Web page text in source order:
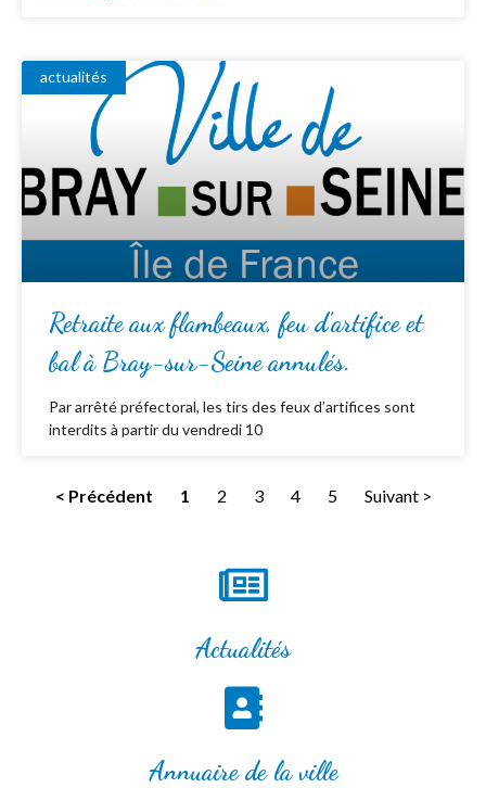
actualités
Retraite aux flambeaux, feu d’artifice et
bal à Bray-sur-Seine annulés.
Par arrêté préfectoral, les tirs des feux d’artifices sont
interdits à partir du vendredi 10
< Précédent 1 2 3 4 5 Suivant >
Actualités
Annuaire de la ville